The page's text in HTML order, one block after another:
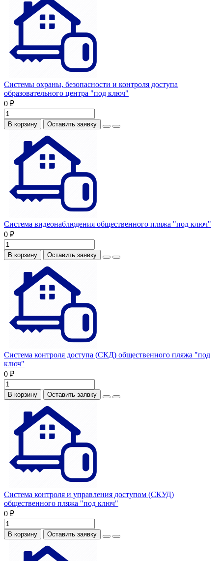
Системы охраны, безопасности и контроля доступа
образовательного центра "под ключ"
0 ₽
В корзину Оставить заявку
Система видеонаблюдения общественного пляжа "под ключ"
0 ₽
В корзину Оставить заявку
Система контроля доступа (СКД) общественного пляжа "под
ключ"
0 ₽
В корзину Оставить заявку
Система контроля и управления доступом (СКУД)
общественного пляжа "под ключ"
0 ₽
В корзину Оставить заявку